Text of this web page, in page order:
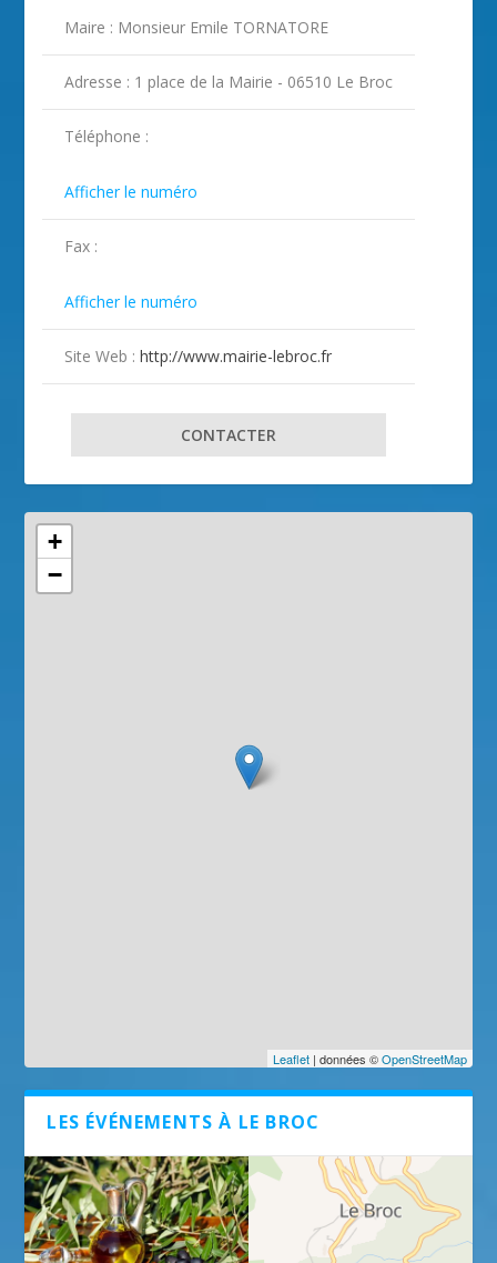
ILLUSTRATION LE BROC ( 2 )
ILLUSTRATION LE BROC ( 3 )
Maire : Monsieur Emile TORNATORE
Adresse : 1 place de la Mairie - 06510 Le Broc
Téléphone :
Afficher le numéro
Fax :
Afficher le numéro
Site Web :http://www.mairie-lebroc.fr
CONTACTER
+
−
Leaflet| données ©OpenStreetMap
LES ÉVÉNEMENTS À LE BROC